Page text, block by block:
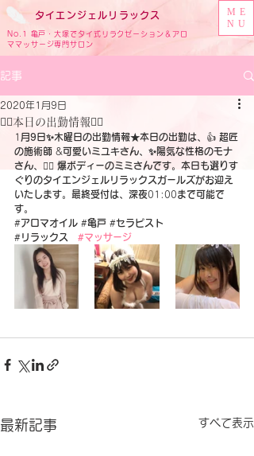
ME
NU
タイ エンジェル リラックス
No.1 亀戸・大塚でタイ式リラクゼーション＆アロ
ママッサージ専門サロン
記事
🧚‍♂️本日の出勤情報🧚‍♂️
2020年1月9日
1 月9日✨木曜日の出勤情報★本日の出勤は、 👍 超匠
の施術師 &可愛いミユキさん、✨陽気な性格のモナ
さん、 🧚‍♂️ 爆ボディーのミミさんです。本日も選りす
ぐりのタイエンジェルリラックスガールズがお迎え
いたします。最終受付は、深夜01:00まで可能で
す。
#アロマオイル #亀戸 #セラピスト
‪#リラックス #マッサージ
最新記事 すべて表示